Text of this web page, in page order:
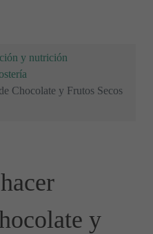
y nutrición
Chocolate y Frutos Secos
y